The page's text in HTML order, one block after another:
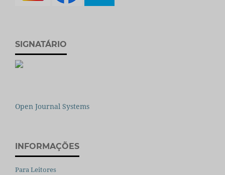
SIGNATÁRIO
Open Journal Systems
INFORMAÇÕES
Para Leitores